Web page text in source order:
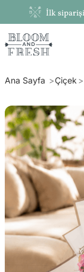
İlk
Ana Sayfa Çiçek